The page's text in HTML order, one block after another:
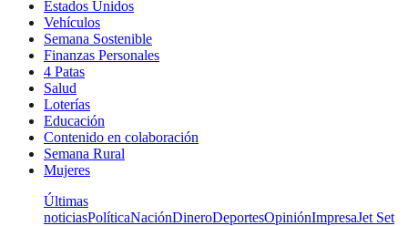
Estados Unidos
Vehículos
Semana Sostenible
Finanzas Personales
4 Patas
Salud
Loterías
Educación
Contenido en colaboración
Semana Rural
Mujeres
Últimas
noticiasPolíticaNaciónDineroDeportesOpiniónImpresaJet Set